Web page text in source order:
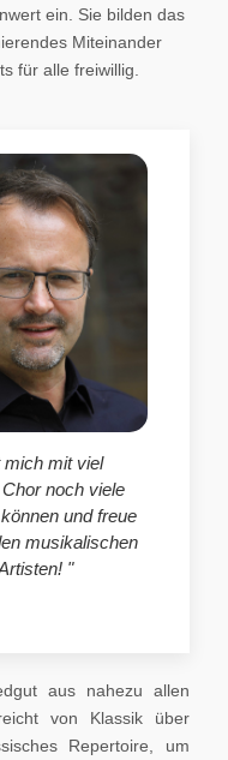
ein. Sie bilden das
Miteinander
für alle freiwillig.
mich mit viel
noch viele
und freue
musikalischen
"
aus nahezu allen
von Klassik über
Repertoire, um